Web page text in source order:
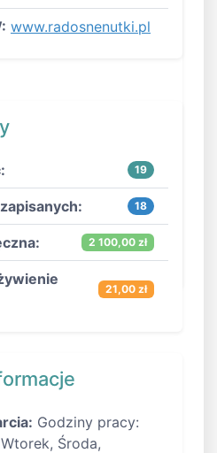
www.radosnenutki.pl
19
18
2 100,00 zł
21,00 zł
Godziny pracy:
Środa,